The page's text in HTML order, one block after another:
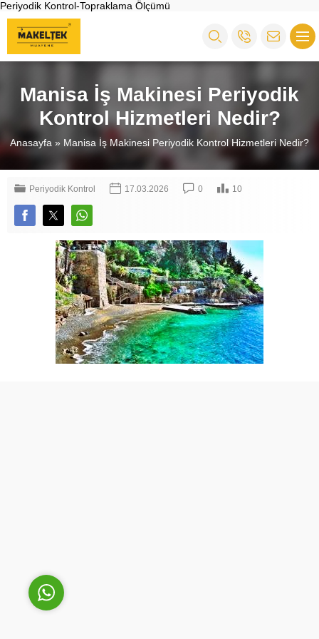
Periyodik Kontrol-Topraklama Ölçümü
Manisa İş Makinesi Periyodik
Kontrol Hizmetleri Nedir?
Anasayfa » Manisa İş Makinesi Periyodik Kontrol Hizmetleri Nedir?
Periyodik Kontrol 17.03.2026 0 10